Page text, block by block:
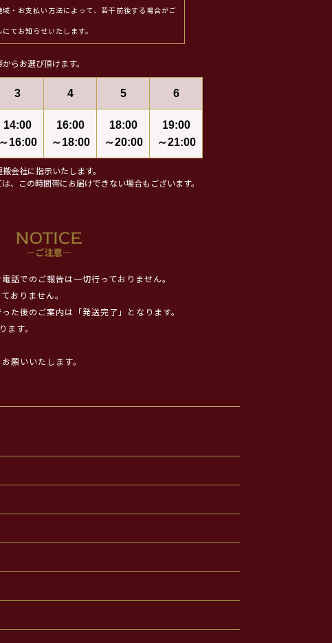
・お支払い方法によって、若干前後する場合がご
てお知らせいたします。
らお選び頂けます。
3 4 5 6
14:00
～16:00
16:00
～18:00
18:00
～20:00
19:00
～21:00
会社に指示いたします。
、この時間帯にお届けできない場合もございます。
話でのご報告は一切行っておりません。
おりません。
た後のご案内は「発送完了」となります。
ます。
願いいたします。